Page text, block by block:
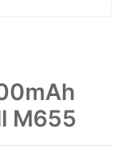
M655